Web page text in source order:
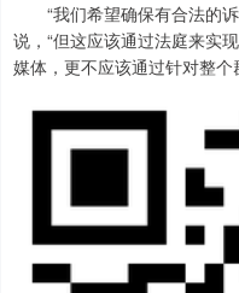
“我们希望确保有合法的诉
说，“但这应该通过法庭来实
媒体，更不应该通过针对整个